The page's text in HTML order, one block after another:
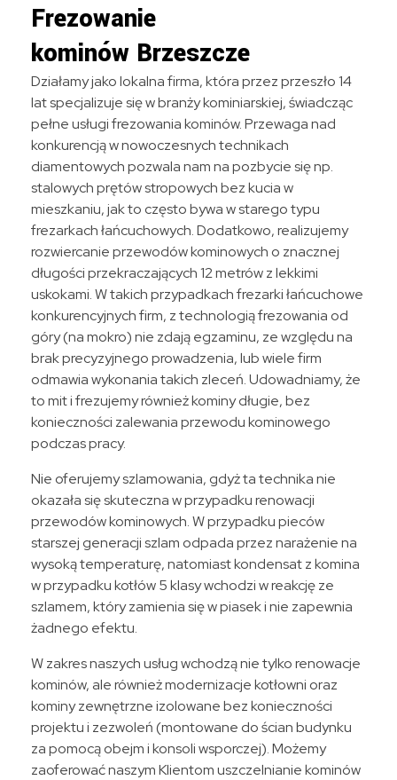
Frezowanie
kominów Brzeszcze
Działamy jako lokalna firma, która przez przeszło 14
lat specjalizuje się w branży kominiarskiej, świadcząc
pełne usługi frezowania kominów. Przewaga nad
konkurencją w nowoczesnych technikach
diamentowych pozwala nam na pozbycie się np.
stalowych prętów stropowych bez kucia w
mieszkaniu, jak to często bywa w starego typu
frezarkach łańcuchowych. Dodatkowo, realizujemy
rozwiercanie przewodów kominowych o znacznej
długości przekraczających 12 metrów z lekkimi
uskokami. W takich przypadkach frezarki łańcuchowe
konkurencyjnych firm, z technologią frezowania od
góry (na mokro) nie zdają egzaminu, ze względu na
brak precyzyjnego prowadzenia, lub wiele firm
odmawia wykonania takich zleceń. Udowadniamy, że
to mit i frezujemy również kominy długie, bez
konieczności zalewania przewodu kominowego
podczas pracy.
Nie oferujemy szlamowania, gdyż ta technika nie
okazała się skuteczna w przypadku renowacji
przewodów kominowych. W przypadku pieców
starszej generacji szlam odpada przez narażenie na
wysoką temperaturę, natomiast kondensat z komina
w przypadku kotłów 5 klasy wchodzi w reakcję ze
szlamem, który zamienia się w piasek i nie zapewnia
żadnego efektu.
W zakres naszych usług wchodzą nie tylko renowacje
kominów, ale również modernizacje kotłowni oraz
kominy zewnętrzne izolowane bez konieczności
projektu i zezwoleń (montowane do ścian budynku
za pomocą obejm i konsoli wsporczej). Możemy
zaoferować naszym Klientom uszczelnianie kominów